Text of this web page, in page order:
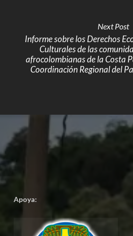
Next Post
Informe sobre los Derechos
Culturales de las
afrocolombianas de la Costa
Coordinación Regional del
Apoya: